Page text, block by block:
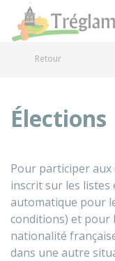
Retour
Élections
Pour participer
inscrit sur les
automatique pour
conditions) et pour
nationalité
dans une autre